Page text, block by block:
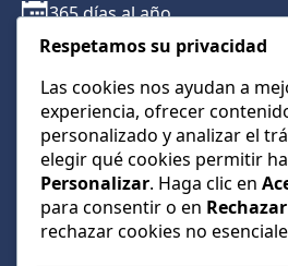
365 días al año
Traslados con reserva previa
Atención por teléfono y
CONTÁCTANOS
+34 622 01 23 74
+34 622 01 23 74
info@taxialmeria9.com
Respetamos su privacidad
Las cookies nos ayudan a
experiencia, ofrecer
personalizado y analizar el
elegir qué cookies permitir
Personalizar. Haga clic en
para consentir o en
rechazar cookies no